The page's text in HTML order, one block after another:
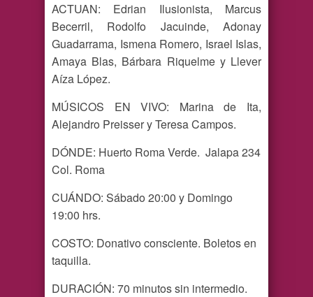
ACTUAN: Edrian Ilusionista, Marcus
Becerril, Rodolfo Jacuinde, Adonay
Guadarrama, Ismena Romero, Israel Islas,
Amaya Blas, Bárbara Riquelme y Llever
Aíza López.
MÚSICOS EN VIVO: Marina de Ita,
Alejandro Preisser y Teresa Campos.
DÓNDE: Huerto Roma Verde. Jalapa 234
Col. Roma
CUÁNDO: Sábado 20:00 y Domingo
19:00 hrs.
COSTO: Donativo consciente. Boletos en
taquilla.
DURACIÓN: 70 minutos sin intermedio.